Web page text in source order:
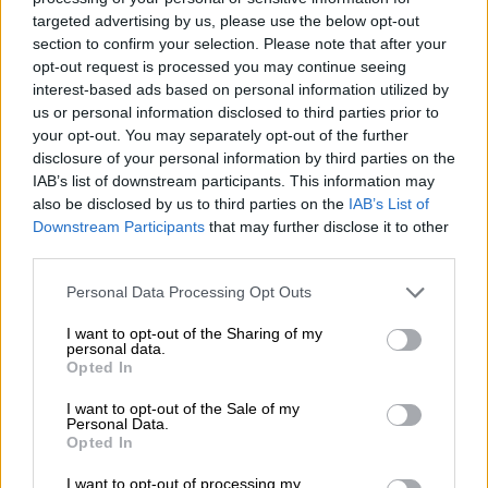
targeted advertising by us, please use the below opt-out
section to confirm your selection. Please note that after your
opt-out request is processed you may continue seeing
interest-based ads based on personal information utilized by
us or personal information disclosed to third parties prior to
your opt-out. You may separately opt-out of the further
disclosure of your personal information by third parties on the
IAB’s list of downstream participants. This information may
also be disclosed by us to third parties on the IAB’s List of
Downstream Participants that may further disclose it to other
Please note that this website/app uses one or more Google
not limited to your visit or usage behaviour. You may click to
grant or deny consent to Google and its third-party tags to
use your data for below specified purposes in below Google
consent section.
Personal Data Processing Opt Outs
I want to opt-out of the Sharing of my
personal data.
Opted In
I want to opt-out of the Sale of my
Personal Data.
Opted In
I want to opt-out of processing my
ψυχή της ούτε τον βηματισμό της» ήταν μία
από τις χαρακτηριστικές αποστροφές του Κ.
Μητσοτάκη, που αναφέρθηκε σε μία σειρά
κινήσεων που αποδεικνύουν «τον
πατριωτικό και λαϊκό μας χαρακτήρα, όχι με
εύκολα συνθήματα από την ασφάλεια του
καναπέ, αλλά με δύσκολες πράξεις στο
πεδίο». Μάλιστα σε άλλο σημείο της
ξεχνώντας ότι αυτά τα«ήρεμα νερά»
εμείς
τα κρατάμε πάντα ελεύθερα και «γαλάζια», με
πράξεις και όχι με συνθήματα».
Σε υψηλούς τόνους ήταν η κριτική στην
αντιπολίτευση με τον